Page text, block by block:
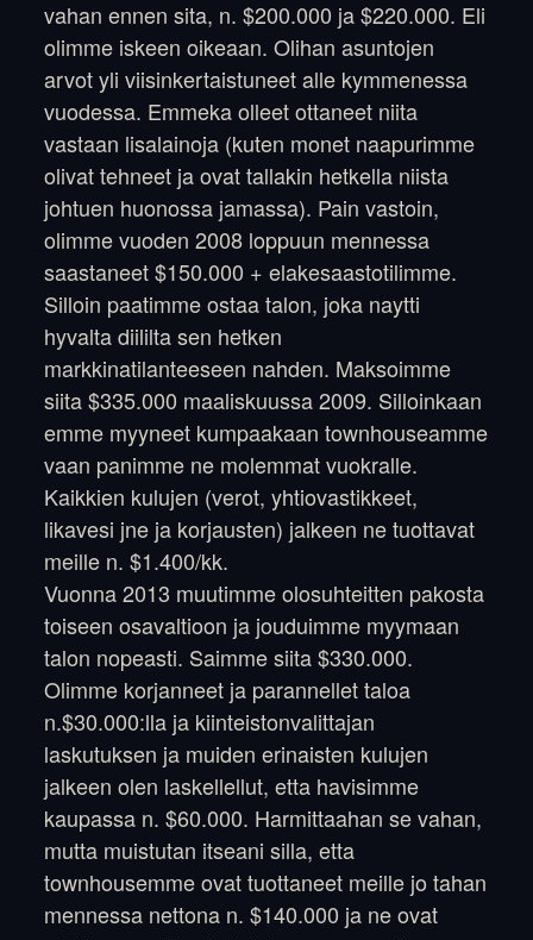
vahan ennen sita, n. $200.000 ja $220.000. Eli
olimme iskeen oikeaan. Olihan asuntojen
arvot yli viisinkertaistuneet alle kymmenessa
vuodessa. Emmeka olleet ottaneet niita
vastaan lisalainoja (kuten monet naapurimme
olivat tehneet ja ovat tallakin hetkella niista
johtuen huonossa jamassa). Pain vastoin,
olimme vuoden 2008 loppuun mennessa
saastaneet $150.000 + elakesaastotilimme.
Silloin paatimme ostaa talon, joka naytti
hyvalta diililta sen hetken
markkinatilanteeseen nahden. Maksoimme
siita $335.000 maaliskuussa 2009. Silloinkaan
emme myyneet kumpaakaan townhouseamme
vaan panimme ne molemmat vuokralle.
Kaikkien kulujen (verot, yhtiovastikkeet,
likavesi jne ja korjausten) jalkeen ne tuottavat
meille n. $1.400/kk.
Vuonna 2013 muutimme olosuhteitten pakosta
toiseen osavaltioon ja jouduimme myymaan
talon nopeasti. Saimme siita $330.000.
Olimme korjanneet ja parannellet taloa
n.$30.000:lla ja kiinteistonvalittajan
laskutuksen ja muiden erinaisten kulujen
jalkeen olen laskellellut, etta havisimme
kaupassa n. $60.000. Harmittaahan se vahan,
mutta muistutan itseani silla, etta
townhousemme ovat tuottaneet meille jo tahan
mennessa nettona n. $140.000 ja ne ovat